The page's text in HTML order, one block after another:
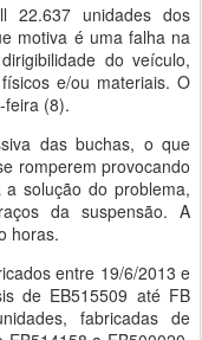
22.637 unidades dos
motiva é uma falha na
do veículo,
e/ou materiais. O
feira (8).
das buchas, o que
romperem provocando
solução do problema,
da suspensão. A
horas.
entre 19/6/2013 e
de EB515509 até FB
fabricadas de